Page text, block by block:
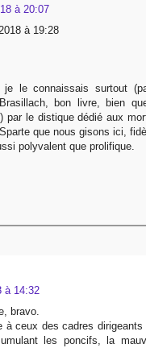
à 20:07
à 19:28
je le connaissais surtout
bon livre, bien
par le distique dédié aux
que nous gisons ici,
polyvalent que prolifique.
à 14:32
bravo.
à ceux des cadres
les poncifs, la